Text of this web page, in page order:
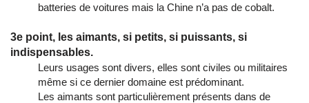
batteries de voitures mais la Chine n’a pas de cobalt.
3e point, les aimants, si petits, si puissants, si
indispensables.
Leurs usages sont divers, elles sont civiles ou militaires
même si ce dernier domaine est prédominant.
Les aimants sont particulièrement présents dans de